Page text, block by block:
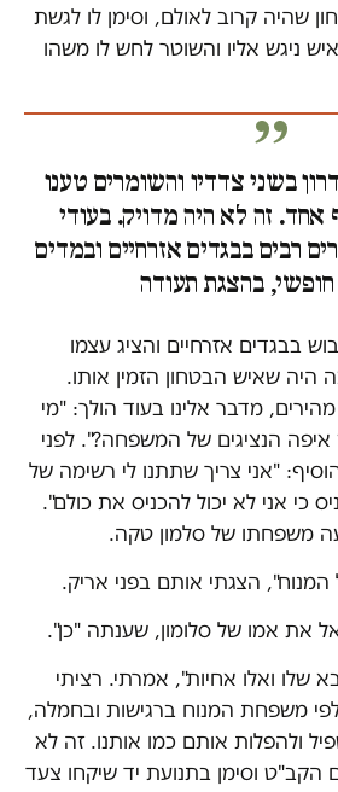
שהיה קרוב לאולם, וסימן לו לגשת
ניגש אליו והשוטר לחש לו משהו
בשני צדדיו והשומרים טענו
אחד. זה לא היה מדויק. בעודי
רבים בבגדים אזרחיים ובמדים
חופשי, בהצגת תעודה
בבגדים אזרחיים והציג עצמו
היה שאיש הבטחון הזמין אותו.
מדבר אלינו בעוד הולך: "מי
הנציגים של המשפחה?". לפני
"אני צריך שתתנו לי רשימה של
כי אני לא יכול להכניס את כולם".
משפחתו של סלמון טקה.
הצגתי אותם בפני אריק.
אמו של סלומון, שענתה "כן".
שלו ואלו אחיות", אמרתי. רציתי
משפחת המנוח ברגישות ובחמלה,
ולהפלות אותם כמו אותנו. זה לא
וסימן בתנועת יד שיקחו צעד